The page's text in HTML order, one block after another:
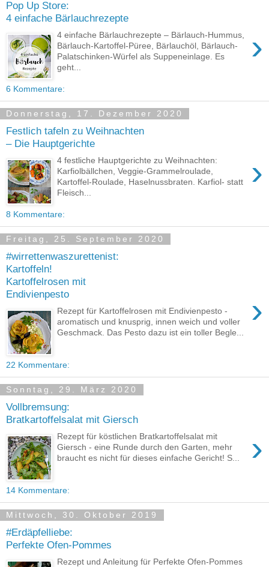
Pop Up Store:
4 einfache Bärlauchrezepte
›
4 einfache Bärlauchrezepte – Bärlauch-Hummus,
Bärlauch-Kartoffel-Püree, Bärlauchöl, Bärlauch-
Palatschinken-Würfel als Suppeneinlage. Es
geht...
6 Kommentare:
Donnerstag, 17. Dezember 2020
Festlich tafeln zu Weihnachten
– Die Hauptgerichte
›
4 festliche Hauptgerichte zu Weihnachten:
Karfiolbällchen, Veggie-Grammelroulade,
Kartoffel-Roulade, Haselnussbraten. Karfiol- statt
Fleisch...
8 Kommentare:
Freitag, 25. September 2020
#wirrettenwaszurettenist:
Kartoffeln!
Kartoffelrosen mit
Endivienpesto
›
Rezept für Kartoffelrosen mit Endivienpesto -
aromatisch und knusprig, innen weich und voller
Geschmack. Das Pesto dazu ist ein toller Begle...
22 Kommentare:
Sonntag, 29. März 2020
Vollbremsung:
Bratkartoffelsalat mit Giersch
›
Rezept für köstlichen Bratkartoffelsalat mit
Giersch - eine Runde durch den Garten, mehr
braucht es nicht für dieses einfache Gericht! S...
14 Kommentare:
Mittwoch, 30. Oktober 2019
#Erdäpfelliebe:
Perfekte Ofen-Pommes
Rezept und Anleitung für Perfekte Ofen-Pommes